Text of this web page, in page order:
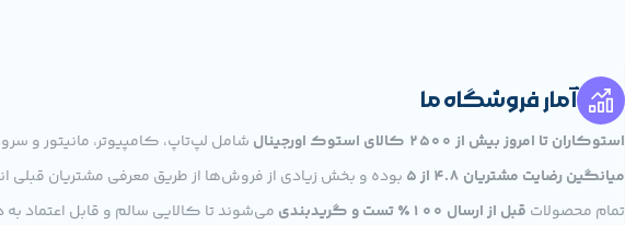
آمار فروشگاه ما
استوکاران تا امروز بیش از ۲۵۰۰ کالای استوک اورجینال
شامل لپ‌تاپ، کامپیوتر، مانیتور و
میانگین رضایت مشتریان ۴.۸ از ۵
بوده و بخش زیادی از فروش‌ها از طریق معرفی مشتریان قبلی
تمام محصولات قبل از ارسال ۱۰۰٪ تست و گریدبندی می‌شوند تا کالایی سالم و قابل اعتماد